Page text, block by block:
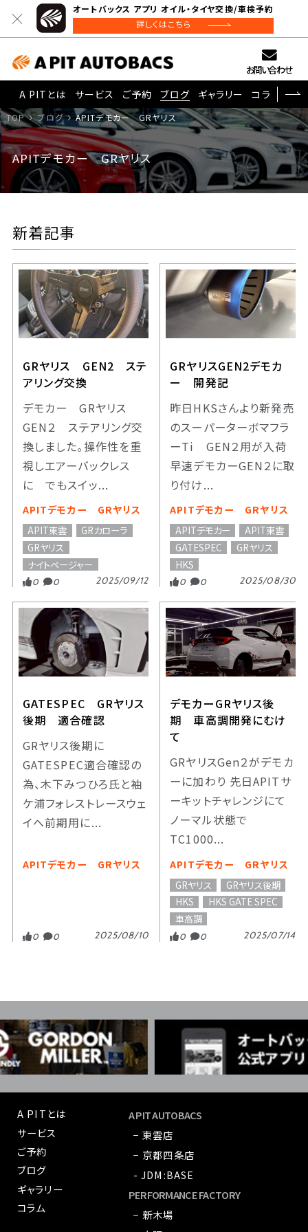
オートバックス アプリ オイル・タイヤ交換/車検予約
詳しくはこちら
お問い合わせ
A PITとは
サービス ご予約 ブログ ギャラリー コラム
TOP ブログ APITデモカー GRヤリス
APITデモカー GRヤリス
新着記事
2025/09/12
GRヤリス GEN2 ステ
アリング交換
デモカー GRヤリス
GEN２ ステアリング交
換しました。操作性を重
視しエアーバックレス
に でもスイッ...
APITデモカー GRヤリス
APIT東雲
GRカローラ
GRヤリス
ナイトページャー
0 0 2025/08/30
GRヤリスGEN2デモカ
ー 開発記
昨日HKSさんより新発売
のスーパーターボマフラ
ーTi GEN２用が入荷
早速デモカーGEN２に取
り付け...
APITデモカー GRヤリス
APITデモカー
APIT東雲
GATESPEC
GRヤリス
HKS
0 0
2025/08/10
GATESPEC GRヤリス
後期 適合確認
GRヤリス後期に
GATESPEC適合確認の
為、木下みつひろ氏と袖
ケ浦フォレストレースウェ
イへ前期用に...
APITデモカー GRヤリス
0 0 2025/07/14
デモカーGRヤリス後
期 車高調開発にむけ
て
GRヤリスGen２がデモカ
ーに加わり 先日APITサ
ーキットチャレンジにて
ノーマル状態で
TC1000...
APITデモカー GRヤリス
GRヤリス
GRヤリス後期
HKS
HKS GATE SPEC
車高調
0 0
A PITとは
サービス
ご予約
ブログ
ギャラリー
コラム
A PIT AUTOBACS
− 東雲店
− 京都四条店
- JDM:BASE
PERFORMANCE FACTORY
− 新木場